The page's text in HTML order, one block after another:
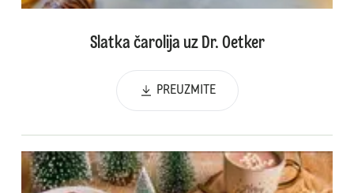
Slatka čarolija uz Dr. Oetker
PREUZMITE